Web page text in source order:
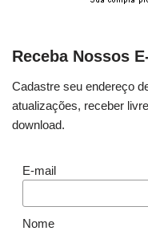
Receba Nossos
Cadastre seu endereço
atualizações, receber
download.
E-mail
Nome